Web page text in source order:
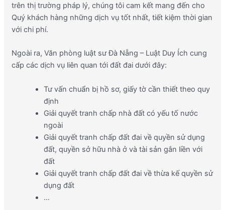
trên thị trường pháp lý, chúng tôi cam kết mang đến cho
Quý khách hàng những dịch vụ tốt nhất, tiết kiệm thời gian
với chi phí.
Ngoài ra, Văn phòng luật sư Đà Nẵng – Luật Duy Ích cung
cấp các dịch vụ liên quan tới đất đai dưới đây:
Tư vấn chuẩn bị hồ sơ, giấy tờ cần thiết theo quy
định
Giải quyết tranh chấp nhà đất có yếu tố nước
ngoài
Giải quyết tranh chấp đất đai về quyền sử dụng
đất, quyền sở hữu nhà ở và tài sản gắn liền với
đất
Giải quyết tranh chấp đất đai về thừa kế quyền sử
dụng đất
…